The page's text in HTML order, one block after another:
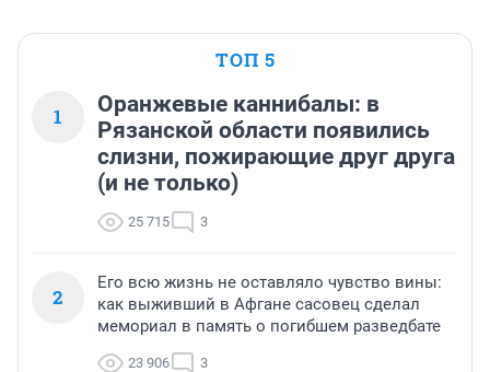
ТОП 5
1
Оранжевые каннибалы: в
Рязанской области появились
слизни, пожирающие друг друга
(и не только)
25 715 3
2
Его всю жизнь не оставляло чувство вины:
как выживший в Афгане сасовец сделал
мемориал в память о погибшем разведбате
23 906 3